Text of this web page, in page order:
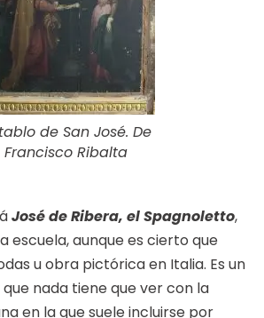
de San José. De
Francisco Ribalta
José de Ribera, el Spagnoletto,
escuela, aunque es cierto que
u obra pictórica en Italia. Es un
nada tiene que ver con la
en la que suele incluirse por